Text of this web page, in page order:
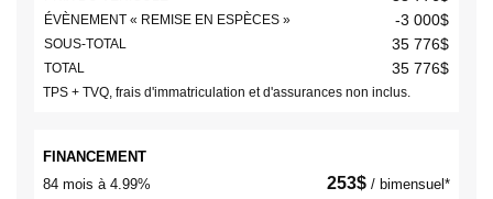
ÉVÈNEMENT « REMISE EN ESPÈCES » -3 000$
SOUS-TOTAL 35 776$
TOTAL 35 776$
TPS + TVQ, frais d'immatriculation et d'assurances non inclus.
FINANCEMENT
84 mois à 4.99%
253$ / bimensuel*